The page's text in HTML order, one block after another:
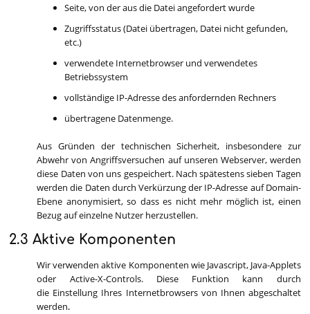
Seite, von der aus die Datei angefordert wurde
Zugriffsstatus (Datei übertragen, Datei nicht gefunden,
etc.)
verwendete Internetbrowser und verwendetes
Betriebssystem
vollständige IP-Adresse des anfordernden Rechners
übertragene Datenmenge.
Aus Gründen der technischen Sicherheit, insbesondere zur
Abwehr von Angriffsversuchen auf unseren Webserver, werden
diese Daten von uns gespeichert. Nach spätestens sieben Tagen
werden die Daten durch Verkürzung der IP-Adresse auf Domain-
Ebene anonymisiert, so dass es nicht mehr möglich ist, einen
Bezug auf einzelne Nutzer herzustellen.
2.3 Aktive Komponenten
Wir verwenden aktive Komponenten wie Javascript, Java-Applets
oder Active-X-Controls. Diese Funktion kann durch
die Einstellung Ihres Internetbrowsers von Ihnen abgeschaltet
werden.